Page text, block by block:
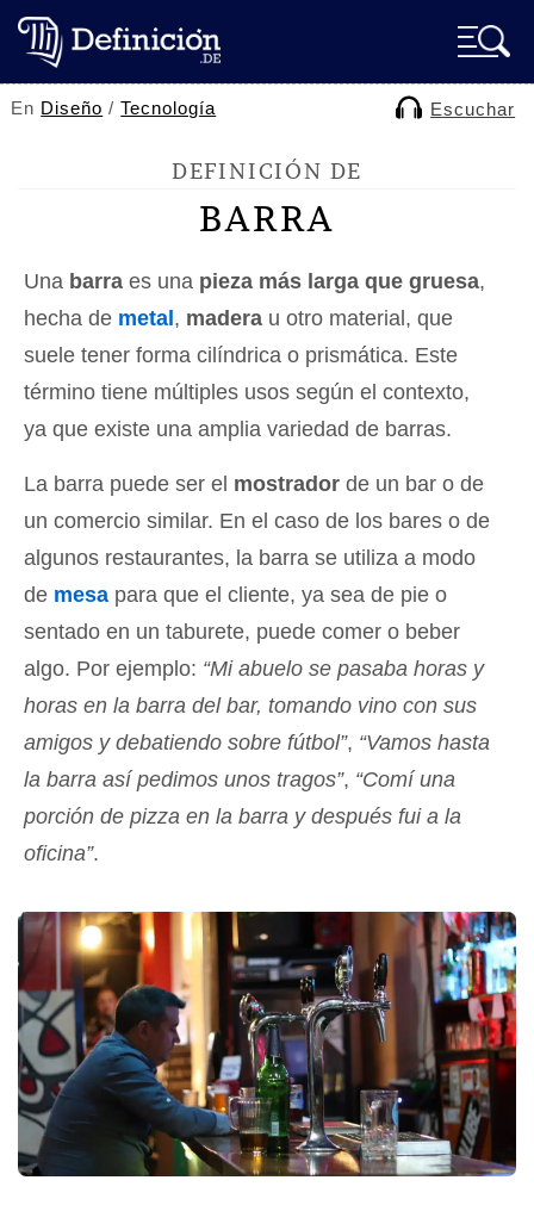
En Diseño /Tecnología Escuchar
DEFINICIÓN DE
BARRA
Una barra es una pieza más larga que gruesa,
hecha de metal , madera u otro material, que
suele tener forma cilíndrica o prismática. Este
término tiene múltiples usos según el contexto,
ya que existe una amplia variedad de barras.
La barra puede ser el mostrador de un bar o de
un comercio similar. En el caso de los bares o de
algunos restaurantes, la barra se utiliza a modo
de mesa para que el cliente, ya sea de pie o
sentado en un taburete, puede comer o beber
algo. Por ejemplo: “Mi abuelo se pasaba horas y
horas en la barra del bar, tomando vino con sus
amigos y debatiendo sobre fútbol”, “Vamos hasta
la barra así pedimos unos tragos”, “Comí una
porción de pizza en la barra y después fui a la
oficina”.